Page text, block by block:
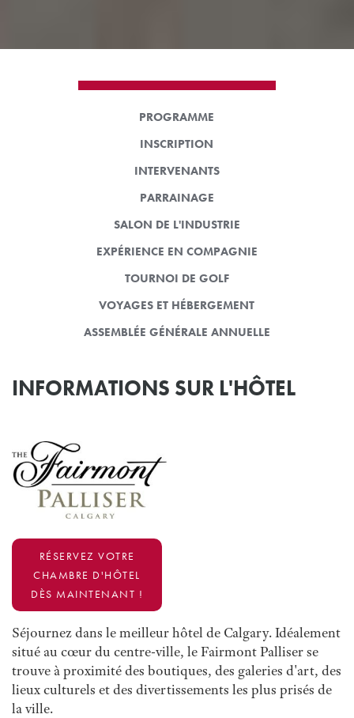
PROGRAMME
INSCRIPTION
INTERVENANTS
PARRAINAGE
SALON DE L'INDUSTRIE
EXPÉRIENCE EN COMPAGNIE
TOURNOI DE GOLF
VOYAGES ET HÉBERGEMENT
ASSEMBLÉE GÉNÉRALE ANNUELLE
INFORMATIONS SUR L'HÔTEL
RÉSERVEZ VOTRE
CHAMBRE D'HÔTEL
DÈS MAINTENANT !
Séjournez dans le meilleur hôtel de Calgary. Idéalement
situé au cœur du centre-ville, le Fairmont Palliser se
trouve à proximité des boutiques, des galeries d'art, des
lieux culturels et des divertissements les plus prisés de
la ville.